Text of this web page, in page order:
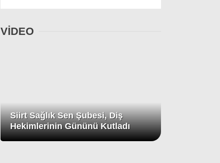
VİDEO
Siirt Sağlık Sen Şubesi, Diş
Hekimlerinin Gününü Kutladı